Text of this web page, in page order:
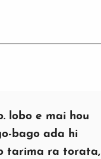
lobo e mai hou
bago ada hi
tarima ra torata,